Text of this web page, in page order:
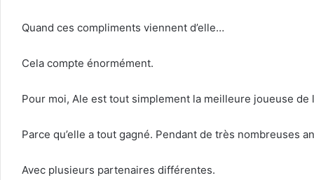
Quand ces compliments viennent d’elle…
Cela compte énormément.
Pour moi, Ale est tout simplement la meilleure joueuse de
Parce qu’elle a tout gagné. Pendant de très nombreuses
Avec plusieurs partenaires différentes.